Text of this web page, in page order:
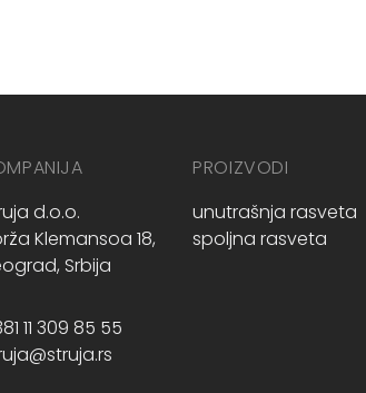
d.o.o.
Klemansoa 18,
Srbija
11 309 85 55
PROIZVODI
unutrašnja rasveta
spoljna rasveta